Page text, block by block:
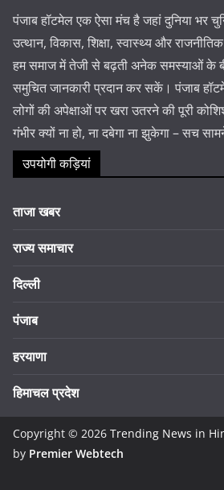
पंजाब हॉटमेल एक ऐसा मंच है जहां दुनिया भर
उत्थान, विकास, शिक्षा, स्वास्थ्य और
हम समाज में तेजी से बढ़ती अनेक समस्याओं के
समुचित जानकारी प्रदान कर सकें। पंजाब
लोगों की अपेक्षाओं पर खरा उतरने की पूरी
गंभीर क्यों ना हो, ना दबेगा ना झुकेगा – सच
उपयोगी कड़ियां
ताजा खबर
राज्य समाचार
दिल्ली
पंजाब
हरयाणा
हिमाचल प्रदेश
Copyright © 2026 Trending News in
by Premier Webtech